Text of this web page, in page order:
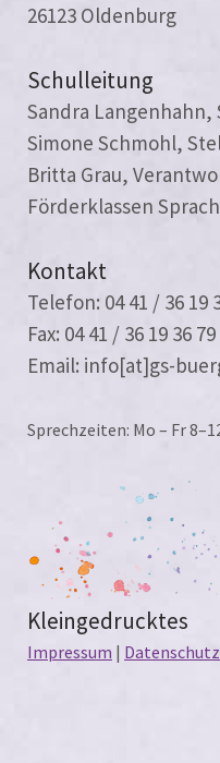
26123 Oldenburg
Schulleitung
Sandra
Simone Schmohl,
Britta Grau,
Förderklassen
Kontakt
Telefon: 04 41 / 36 19
Fax: 04 41 / 36 19 36 79
Email: info[at]gs-
Sprechzeiten: Mo – Fr
Kleingedrucktes
Impressum |